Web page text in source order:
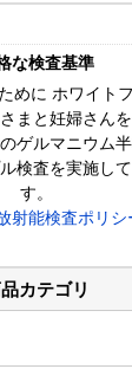
な検査基準
めに ホワイト
まと妊婦さん
ゲルマニウム
検査を実施し
す。
射能検査ポリシ
カテゴリ